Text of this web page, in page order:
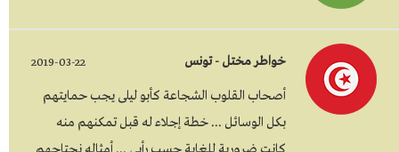
خواطر مختل - تونس 2019-03-22
أصحاب القلوب الشجاعة كأبو ليلى يجب حمايتهم
بكل الوسائل ... خطة إجلاء له قبل تمكنهم منه